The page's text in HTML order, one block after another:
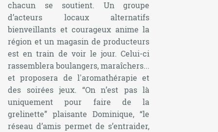
chacun se soutient. Un groupe
d’acteurs locaux alternatifs
bienveillants et courageux anime la
région et un magasin de producteurs
est en train de voir le jour. Celui-ci
rassemblera boulangers, maraîchers...
et proposera de l'aromathérapie et
des soirées jeux. “On n’est pas là
uniquement pour faire de la
grelinette” plaisante Dominique, “le
réseau d’amis permet de s’entraider,